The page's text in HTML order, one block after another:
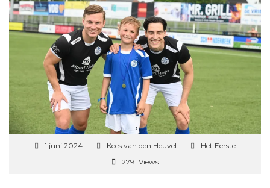
1 juni 2024 Kees van den Heuvel
Het Eerste
2791 Views